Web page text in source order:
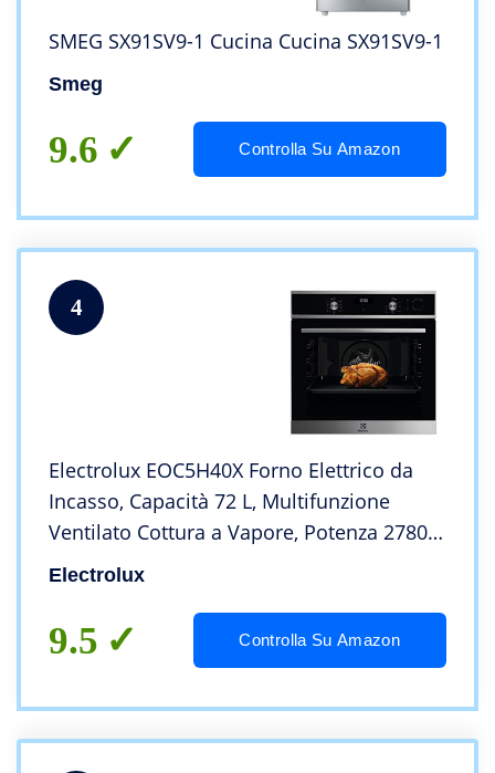
SMEG SX91SV9-1 Cucina Cucina SX91SV9-1
Smeg
9.6 Controlla Su Amazon
4
Electrolux EOC5H40X Forno Elettrico da
Incasso, Capacità 72 L, Multifunzione
Ventilato Cottura a Vapore, Potenza 2780
W, Inox
Electrolux
9.5 Controlla Su Amazon